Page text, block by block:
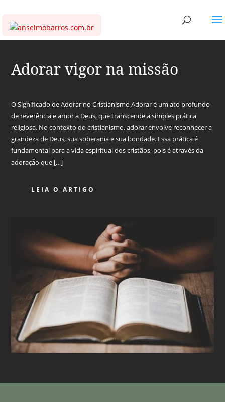
Adorar vigor na missão
O Significado de Adorar no Cristianismo Adorar é um ato profundo
de reverência e amor a Deus, que transcende a simples prática
religiosa. No contexto do cristianismo, adorar envolve reconhecer a
grandeza de Deus, sua soberania e sua bondade. Essa prática é
fundamental para a vida espiritual dos cristãos, pois é através da
adoração que […]
LEIA O ARTIGO